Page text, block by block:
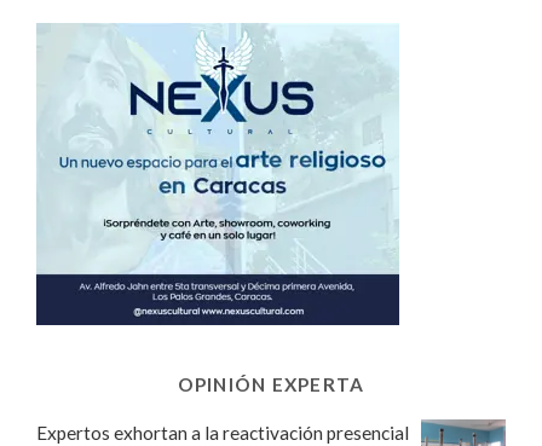
OPINIÓN EXPERTA
Expertos exhortan a la reactivación presencial